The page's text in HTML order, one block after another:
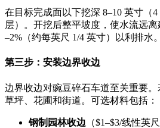
在目标完成面以下挖深 8–10 英寸（
层）。开挖后整平坡度，使水流远
–2%（约每英尺 1/4 英寸）以利排水。
第三步：安装边界收边
边界收边对豌豆碎石车道至关重要
草坪、花圃和街道。可选材料包括：
钢制园林收边 （$1–$3/线性